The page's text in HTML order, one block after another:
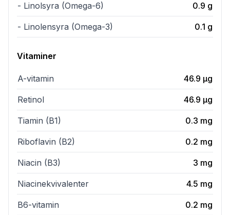
- Linolsyra (Omega-6) 0.9 g
- Linolensyra (Omega-3) 0.1 g
Vitaminer
A-vitamin 46.9 µg
Retinol 46.9 µg
Tiamin (B1) 0.3 mg
Riboflavin (B2) 0.2 mg
Niacin (B3) 3 mg
Niacinekvivalenter 4.5 mg
B6-vitamin 0.2 mg